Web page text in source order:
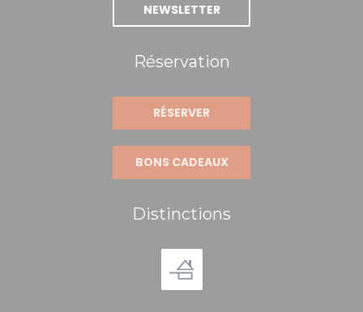
NEWSLETTER
Réservation
RÉSERVER
BONS CADEAUX
Distinctions